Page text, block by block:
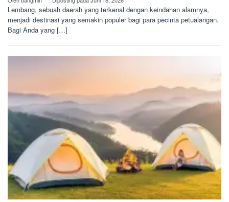
Lembang, sebuah daerah yang terkenal dengan keindahan alamnya,
menjadi destinasi yang semakin populer bagi para pecinta petualangan.
Bagi Anda yang […]